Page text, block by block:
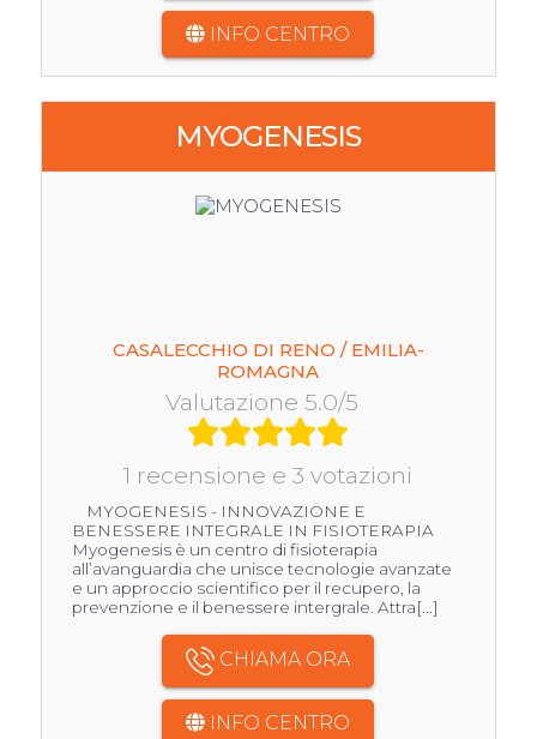
INFO CENTRO
MYOGENESIS
CASALECCHIO DI RENO / EMILIA-
ROMAGNA
Valutazione 5.0/5
1 recensione e 3 votazioni
MYOGENESIS - INNOVAZIONE E
BENESSERE INTEGRALE IN FISIOTERAPIA
Myogenesis è un centro di fisioterapia
all’avanguardia che unisce tecnologie avanzate
e un approccio scientifico per il recupero, la
prevenzione e il benessere intergrale. Attra[...]
CHIAMA ORA
INFO CENTRO